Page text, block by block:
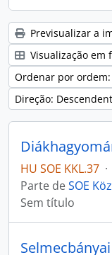
Previsualizar a
Visualização em
Ordenar por
Direção:
HU SOE KKL.37 ·
Parte deSOE
Sem título